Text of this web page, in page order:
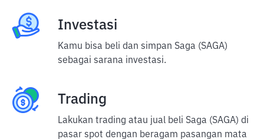
Investasi
Kamu bisa beli dan simpan Saga (SAGA)
sebagai sarana investasi.
Trading
Lakukan trading atau jual beli Saga (SAGA) di
pasar spot dengan beragam pasangan mata